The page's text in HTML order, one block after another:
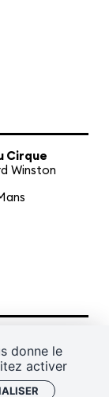
donne le
activer
Cirque
Winston